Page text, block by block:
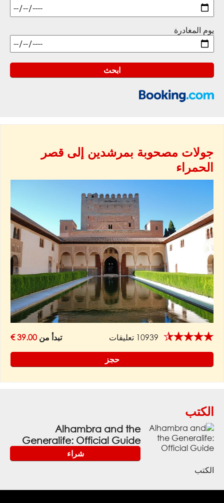
يوم المغادرة
جولات مصحوبة بمرشدين إلى قصر
الحمراء
★★★★★ 10939 تعليقات تبدأ من 39.00 €
حجز
الكتب
Alhambra and the
Generalife: Official Guide
شراء
الكتب